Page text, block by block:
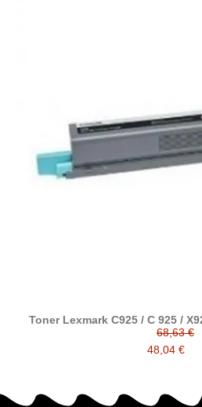
Toner Lexmark C925 / C 925 / X925 / X 925 comaptible a
Lexmark C925H2KG / C925H2CG
68,63 €
48,04 €